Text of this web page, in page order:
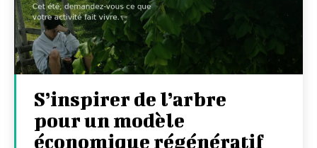
S’inspirer de l’arbre
pour un modèle
économique régénératif